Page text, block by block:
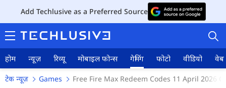
Add Techlusive as a Preferred Source
होम न्यूज़ रिव्यू मोबाइल फोन्स गेमिंग फोटो वीडियो वेब
टेक न्यूज़ Games Free Fire Max Redeem Codes 11 April 2026